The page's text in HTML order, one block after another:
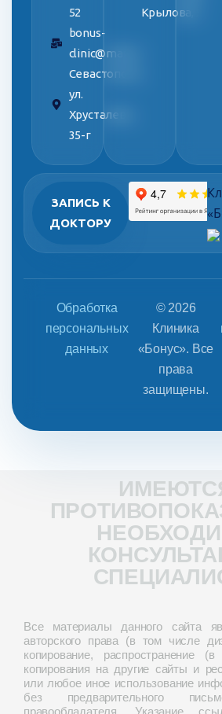
52
bonus-
clinic@mail.ru
Севастополь,
ул.
Хрусталева,
35-г
Крылова, 5
ЗАПИСЬ К
ДОКТОРУ
Обработка
персональных
данных
© 2026
Клиника
«Бонус». Все
права
защищены.
Все материалы данного сайта
авторского права (в том числе
копирование, распространение
копирования на другие сайты и
или любое иное использование
без предварительного
правообладателя. Указание